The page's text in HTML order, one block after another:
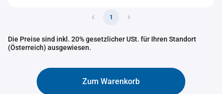
1
Die Preise sind inkl. 20% gesetzlicher USt. für Ihren Standort
(Österreich) ausgewiesen.
Zum Warenkorb